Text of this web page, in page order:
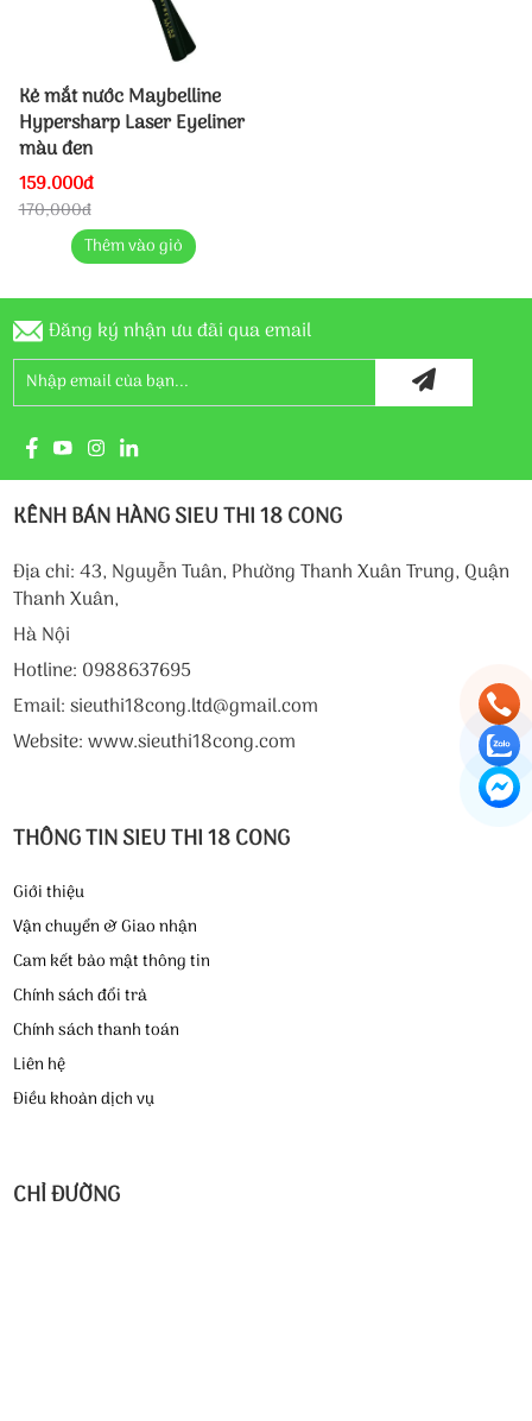
Kẻ mắt nước Maybelline
Hypersharp Laser Eyeliner
màu đen
159.000đ
170,000đ
Thêm vào giỏ
Đăng ký nhận ưu đãi qua email
KÊNH BÁN HÀNG SIEU THI 18 CONG
Địa chỉ: 43, Nguyễn Tuân, Phường Thanh Xuân Trung, Quận
Thanh Xuân,
Hà Nội
Hotline: 0988637695
Email: sieuthi18cong.ltd@gmail.com
Website: www.sieuthi18cong.com
THÔNG TIN SIEU THI 18 CONG
Giới thiệu
Vận chuyển & Giao nhận
Cam kết bảo mật thông tin
Chính sách đổi trả
Chính sách thanh toán
Liên hệ
Điều khoản dịch vụ
CHỈ ĐƯỜNG